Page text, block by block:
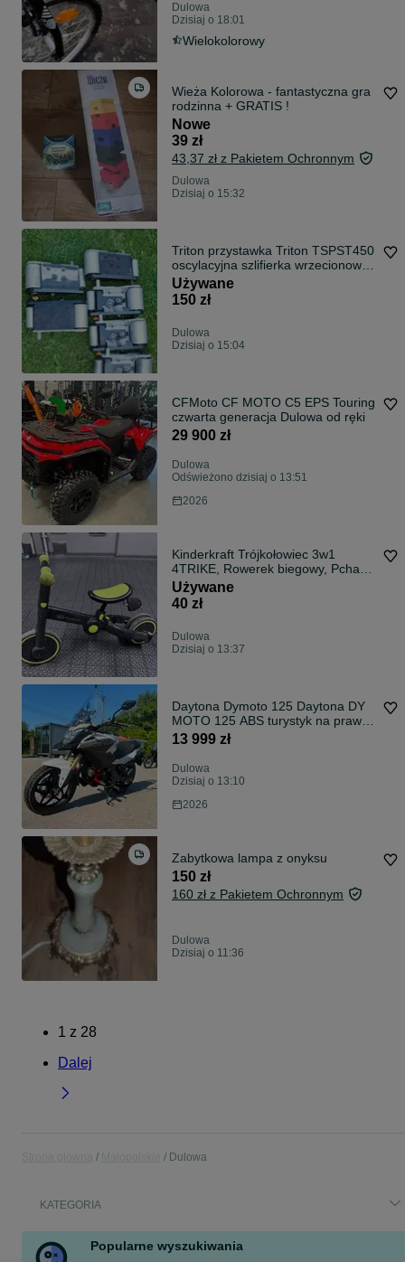
Dulowa
Dzisiaj o 18:01
Wielokolorowy
Wieża Kolorowa - fantastyczna gra
rodzinna + GRATIS !
Nowe
39 zł
43,37 zł z Pakietem Ochronnym
Dulowa
Dzisiaj o 15:32
Triton przystawka Triton TSPST450
oscylacyjna szlifierka wrzecionowa
oUżywane
150 zł
Dulowa
Dzisiaj o 15:04
CFMoto CF MOTO C5 EPS Touring
czwarta generacja Dulowa od ręki
29 900 zł
Dulowa
Odświeżono dzisiaj o 13:51
2026
Kinderkraft Trójkołowiec 3w1
4TRIKE, Rowerek biegowy, Pchacz,
Wielofunkcyjny, Bezpieczny,
Regulowane siodełko, Czarny
Używane
40 zł
Dulowa
Dzisiaj o 13:37
Daytona Dymoto 125 Daytona DY
MOTO 125 ABS turystyk na prawo
jazdy kat. B
13 999 zł
Dulowa
Dzisiaj o 13:10
2026
Zabytkowa lampa z onyksu
150 zł
160 zł z Pakietem Ochronnym
Dulowa
Dzisiaj o 11:36
1 z 28
Dalej
Dulowa
KATEGORIA
Popularne wyszukiwania